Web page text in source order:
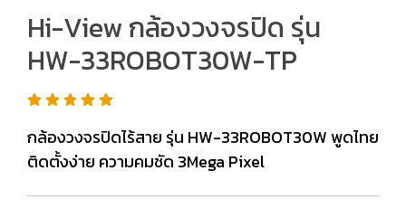
Hi-View กล้องวงจรปิด รุ่น
HW-33ROBOT30W-TP
กล้องวงจรปิดไร้สาย รุ่น HW-33ROBOT30W พูดไทย
ติดตั้งง่าย ความคมชัด 3Mega Pixel